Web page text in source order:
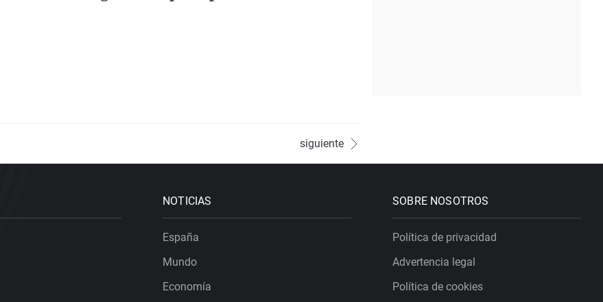
siguiente
NOTICIAS
España
Mundo
Economía
SOBRE NOSOTROS
Política de privacidad
Advertencia legal
Política de cookies